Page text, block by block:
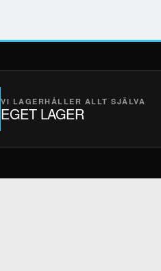
VI LAGERHÅLLER ALLT SJÄLVA
EGET LAGER